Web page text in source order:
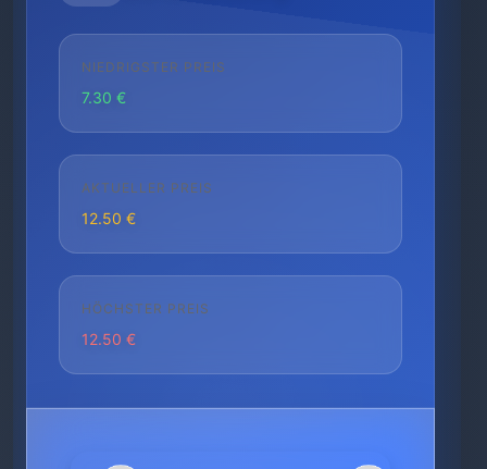
NIEDRIGSTER PREIS
7.30 €
AKTUELLER PREIS
12.50 €
HÖCHSTER PREIS
12.50 €